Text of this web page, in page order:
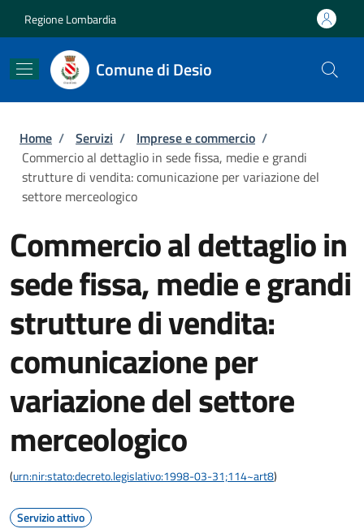
Regione Lombardia
Comune di Desio
Briciole di pane
Home / Servizi / Imprese e commercio /
Commercio al dettaglio in sede fissa, medie e grandi
strutture di vendita: comunicazione per variazione del
settore merceologico
Commercio al dettaglio in
sede fissa, medie e grandi
strutture di vendita:
comunicazione per
variazione del settore
merceologico
(urn:nir:stato:decreto.legislativo:1998-03-31;114~art8)
Servizio attivo